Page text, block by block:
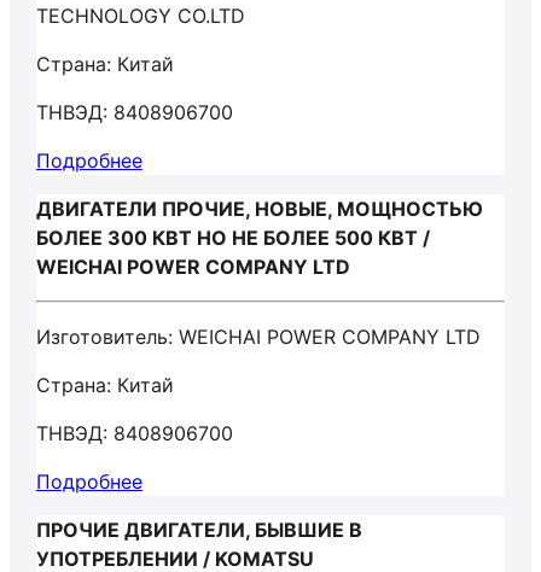
TECHNOLOGY CO.LTD
Страна: Китай
ТНВЭД: 8408906700
Подробнее
ДВИГАТЕЛИ ПРОЧИЕ, НОВЫЕ, МОЩНОСТЬЮ
БОЛЕЕ 300 КВТ НО НЕ БОЛЕЕ 500 КВТ /
WEICHAI POWER COMPANY LTD
Изготовитель: WEICHAI POWER COMPANY LTD
Страна: Китай
ТНВЭД: 8408906700
Подробнее
ПРОЧИЕ ДВИГАТЕЛИ, БЫВШИЕ В
УПОТРЕБЛЕНИИ / KOMATSU